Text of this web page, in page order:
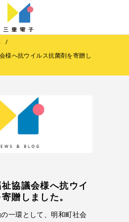
/
様へ抗ウイルス抗菌剤を寄贈し
協議会様へ抗ウイ
贈しました。
一環として、明和町社会